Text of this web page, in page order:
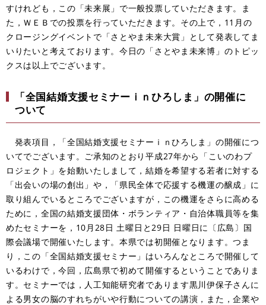
すけれども，この「未来展」で一般投票していただきます。ま
た，ＷＥＢでの投票を行っていただきます。その上で，11月の
クロージングイベントで「さとやま未来大賞」として発表してま
いりたいと考えております。今日の「さとやま未来博」のトピッ
クスは以上でございます。
「全国結婚支援セミナーｉｎひろしま」の開催に
ついて
発表項目，「全国結婚支援セミナーｉｎひろしま」の開催につ
いてでございます。ご承知のとおり平成27年から「こいのわプ
ロジェクト」を始動いたしまして，結婚を希望する若者に対する
「出会いの場の創出」や，「県民全体で応援する機運の醸成」に
取り組んでいるところでございますが，この機運をさらに高める
ために，全国の結婚支援団体・ボランティア・自治体職員等を集
めたセミナーを，10月28日 土曜日と29日 日曜日に〔広島〕国
際会議場で開催いたします。本県では初開催となります。つま
り，この「全国結婚支援セミナー」はいろんなところで開催して
いるわけで，今回，広島県で初めて開催するということでありま
す。セミナーでは，人工知能研究者であります黒川伊保子さんに
よる男女の脳のすれちがいや行動についての講演，また，企業や